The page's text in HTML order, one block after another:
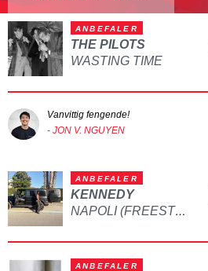
ANBEFALER
THE PILOTS
WASTING TIME
Vanvittig fengende!
- JON V. NGUYEN
ANBEFALER
KENNEDY
NAPOLI (FREESTYLE)
ANBEFALER